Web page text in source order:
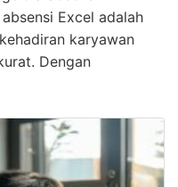
Excel adalah
karyawan
Dengan